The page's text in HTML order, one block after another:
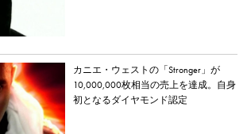
カニエ・ウェストの「Stronger」が
10,000,000枚相当の売上を達成。自身
初となるダイヤモンド認定